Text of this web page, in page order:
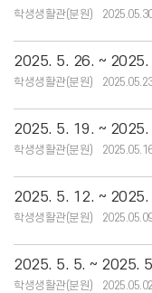
학생생활관(분원)
2025. 5. 26. ~ 2025.
학생생활관(분원)
2025. 5. 19. ~ 2025.
학생생활관(분원)
2025. 5. 12. ~ 2025.
학생생활관(분원)
2025. 5. 5. ~ 2025.
학생생활관(분원) 2025.05.02